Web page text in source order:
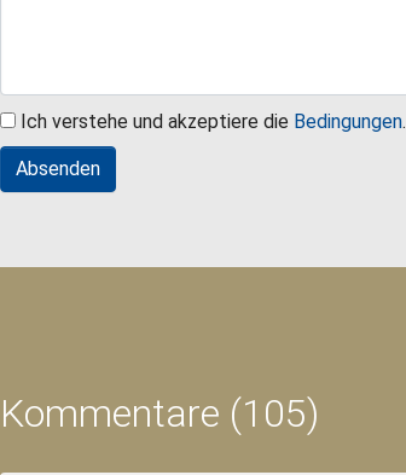
Ich verstehe und akzeptiere die Bedingungen.
Kommentare (105)